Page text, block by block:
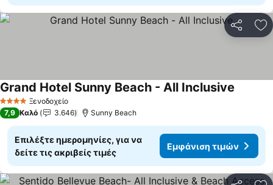
4 ΑστέριαΞενοδοχείο
Grand Hotel Sunny Beach - All Inclusive
7,9 Καλό 3.646 Sunny Beach
Επιλέξτε ημερομηνίες, για να
δείτε τις ακριβείς τιμές
Εμφάνιση τιμών